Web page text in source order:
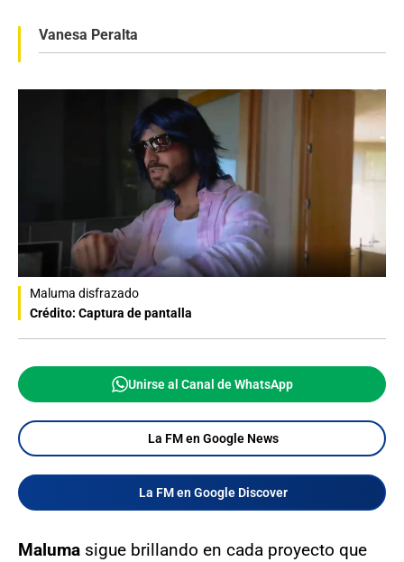
Vanesa Peralta
Maluma disfrazado
Crédito: Captura de pantalla
Unirse al Canal de WhatsApp
La FM en Google News
La FM en Google Discover
Maluma sigue brillando en cada proyecto que